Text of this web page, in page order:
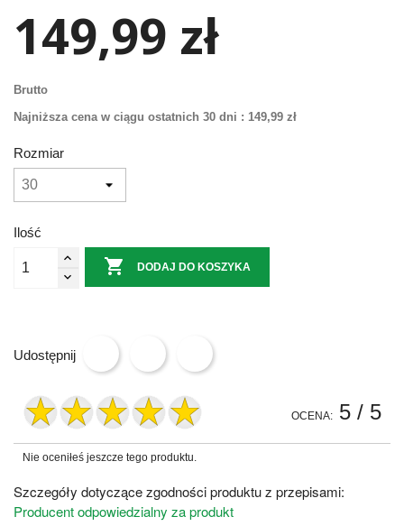
149,99 zł
Brutto
Najniższa cena w ciągu ostatnich 30 dni : 149,99 zł
Rozmiar
Ilość
 DODAJ DO KOSZYKA
Udostępnij
OCENA: 5 / 5
Nie oceniłeś jeszcze tego produktu.
Szczegóły dotyczące zgodności produktu z przepisami:
Producent odpowiedzialny za produkt